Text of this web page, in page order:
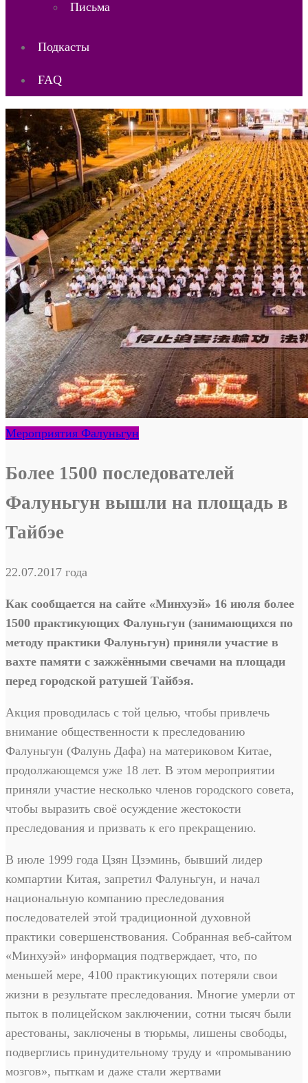
Письма
Подкасты
FAQ
Мероприятия Фалуньгун
Более 1500 последователей
Фалуньгун вышли на площадь в
Тайбэе
22.07.2017 года
Как сообщается на сайте «Минхуэй» 16 июля более
1500 практикующих Фалуньгун (занимающихся по
методу практики Фалуньгун) приняли участие в
вахте памяти с зажжёнными свечами на площади
перед городской ратушей Тайбэя.
Акция проводилась с той целью, чтобы привлечь
внимание общественности к преследованию
Фалуньгун (Фалунь Дафа) на материковом Китае,
продолжающемся уже 18 лет. В этом мероприятии
приняли участие несколько членов городского совета,
чтобы выразить своё осуждение жестокости
преследования и призвать к его прекращению.
В июле 1999 года Цзян Цзэминь, бывший лидер
компартии Китая, запретил Фалуньгун, и начал
национальную компанию преследования
последователей этой традиционной духовной
практики совершенствования. Собранная веб-сайтом
«Минхуэй» информация подтверждает, что, по
меньшей мере, 4100 практикующих потеряли свои
жизни в результате преследования. Многие умерли от
пыток в полицейском заключении, сотни тысяч были
арестованы, заключены в тюрьмы, лишены свободы,
подверглись принудительному труду и «промыванию
мозгов», пыткам и даже стали жертвами